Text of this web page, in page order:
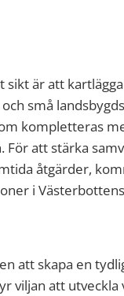
sikt är att
små
kompletteras
För att stärka
åtgärder,
i
att skapa en
viljan att